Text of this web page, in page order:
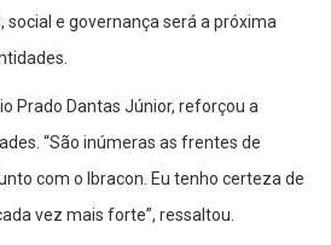
e governança será a próxima
Prado Dantas Júnior, reforçou a
“São inúmeras as frentes de
com o Ibracon. Eu tenho certeza de
vez mais forte”, ressaltou.